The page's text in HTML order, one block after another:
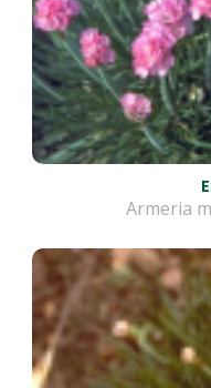
Armeria